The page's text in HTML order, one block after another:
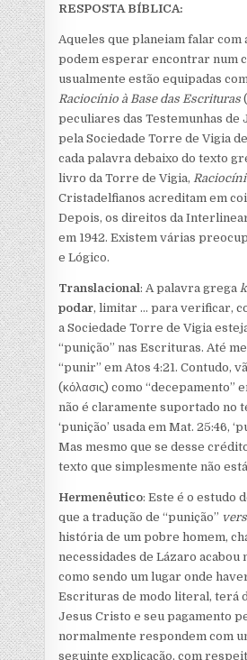
RESPOSTA BÍBLICA:
Aqueles que planeiam falar
podem esperar encontrar num
usualmente estão equipadas
Raciocínio à Base das Escrituras
peculiares das Testemunhas de
pela Sociedade Torre de Vigia
cada palavra debaixo do texto
livro da Torre de Vigia,
Cristadelfianos acreditam em
Depois, os direitos da
em 1942. Existem várias
e Lógico.
Translacional: A palavra grega
podar, limitar … para verificar,
a Sociedade Torre de Vigia
“punição” nas Escrituras. Até
“punir” em Atos 4:21. Contudo,
(κόλασις) como
não é claramente suportado no
‘punição’ usada em Mat. 25:46,
Mas mesmo que se desse
texto que simplesmente não
Hermenêutico: Este é o estudo
que a tradução de “punição”
história de um pobre homem,
necessidades de Lázaro acabou
como sendo um lugar onde
Escrituras de modo literal, terá
Jesus Cristo e seu pagamento
normalmente respondem com
seguinte explicação, com